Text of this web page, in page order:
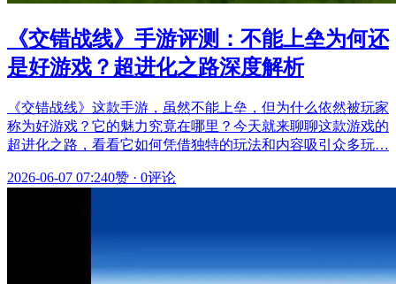
《交错战线》手游评测：不能上垒为何还
是好游戏？超进化之路深度解析
《交错战线》这款手游，虽然不能上垒，但为什么依然被玩家
称为好游戏？它的魅力究竟在哪里？今天就来聊聊这款游戏的
超进化之路，看看它如何凭借独特的玩法和内容吸引众多玩…
2026-06-07 07:240赞 · 0评论